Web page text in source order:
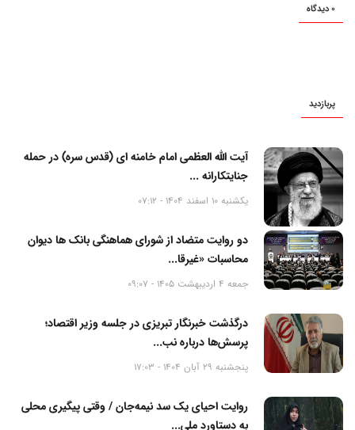
0 دیدگاه
پربازدید
آیت الله العظمی امام خامنه ای (قدس سره) در حمله
جنایتکارانه ...
یکشنبه 10 اسفند 1404 - 07:12
دو روایت متضاد از شورای هماهنگی بانک ها دیوان
محاسبات «غیرقا...
جمعه 4 اردیبهشت 1405 - 09:07
درگذشت خبرنگار تبریزی در جلسه وزیر اقتصاد؛
پرسش‌ها درباره نب...
پنجشنبه 29 آبان 1404 - 17:03
روایت احیای یک سد نیمه‌جان / وقتی پیگیری محلی
به دستاورد ملی...